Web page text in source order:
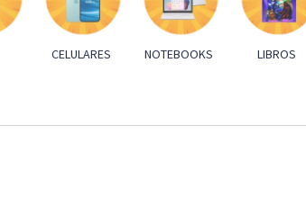
CELULARES NOTEBOOKS LIBROS